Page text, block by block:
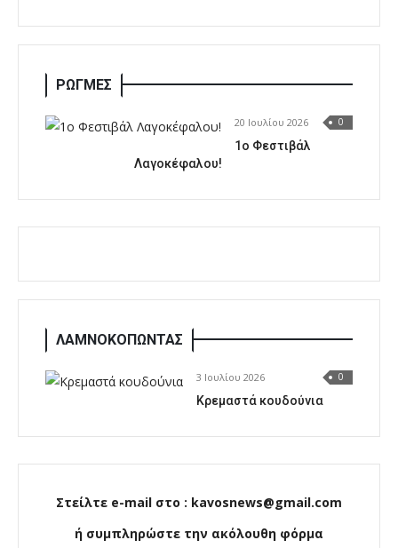
ΡΩΓΜΕΣ
20 Ιουλίου 2026 0
1o Φεστιβάλ
Λαγοκέφαλου!
ΛΑΜΝΟΚΟΠΩΝΤΑΣ
3 Ιουλίου 2026 0
Κρεμαστά κουδούνια
Στείλτε e-mail στο : kavosnews@gmail.com
ή συμπληρώστε την ακόλουθη φόρμα